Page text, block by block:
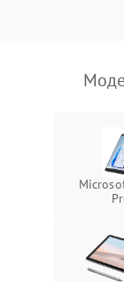
Сенсорное
Проблемы с
Кнопки и